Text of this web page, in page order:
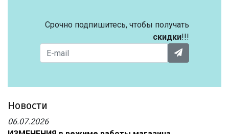
Срочно подпишитесь, чтобы получать
скидки!!!
Новости
06.07.2026